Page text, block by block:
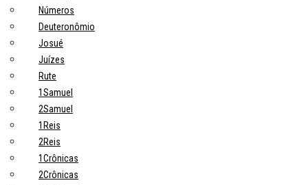
Números
Deuteronômio
Josué
Juízes
Rute
1Samuel
2Samuel
1Reis
2Reis
1Crônicas
2Crônicas